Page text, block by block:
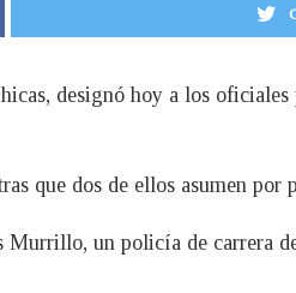
designó hoy a los oficiales
que dos de ellos asumen por
un policía de carrera